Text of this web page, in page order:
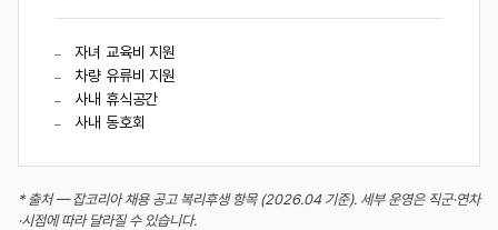
— 자녀 교육비 지원
— 차량 유류비 지원
— 사내 휴식공간
— 사내 동호회
* 출처 — 잡코리아 채용 공고 복리후생 항목 (2026.04 기준). 세부 운영은 직군·연차
·시점에 따라 달라질 수 있습니다.